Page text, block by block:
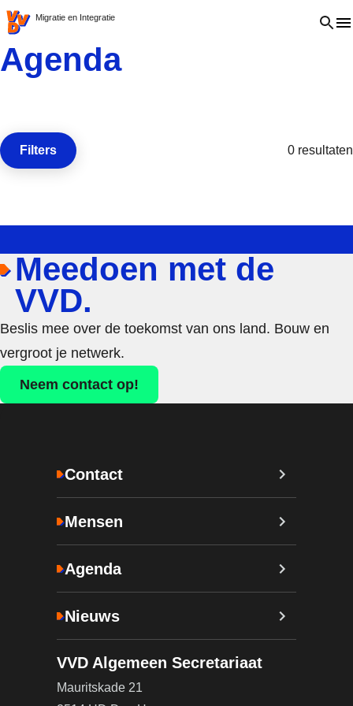
VVD.nl - Ga naar de homepage
Migratie en Integratie Open
Agenda
Open de
Filters 0 resultaten
Meedoen met de
VVD.
Beslis mee over de toekomst van ons land. Bouw en
vergroot je netwerk.
Neem contact op!
Contact
Mensen
Agenda
Nieuws
VVD Algemeen Secretariaat
Mauritskade 21